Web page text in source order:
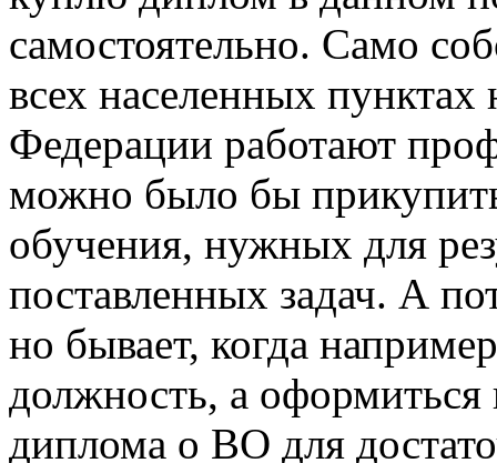
самостоятельно. Само
всех населенных
Федерации работают
можно было бы
обучения, нужных для
поставленных задач. А
но бывает, когда
должность, а оформиться
диплома о ВО для